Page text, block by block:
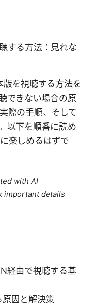
する方法：見れな
を視聴する方法を
できない場合の原
際の手順、そして
以下を順番に読め
楽しめるはずで
with AI
important details
経由で視聴する基
因と解決策